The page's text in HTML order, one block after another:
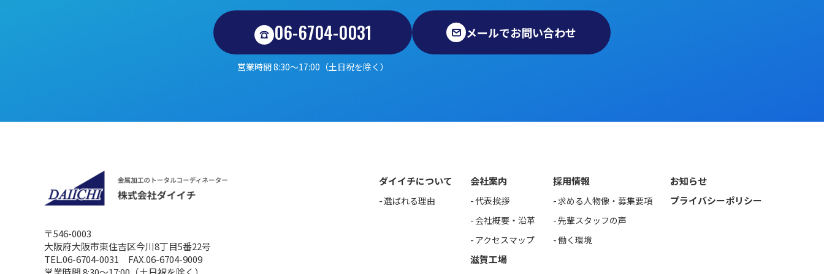
06-6704-0031
営業時間 8:30～17:00（土日祝を除く）
メールでお問い合わせ
〒546-0003
大阪府大阪市東住吉区今川8丁目5番22号
TEL.06-6704-0031 FAX.06-6704-9009
ダイイチについて
選ばれる理由
会社案内
代表挨拶
会社概要・沿革
アクセスマップ
滋賀工場
採用情報
求める人物像・募集要項
先輩スタッフの声
働く環境
お知らせ
プライバシーポリシー